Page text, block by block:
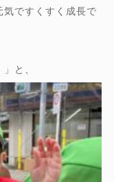
気ですくすく成長で
と、